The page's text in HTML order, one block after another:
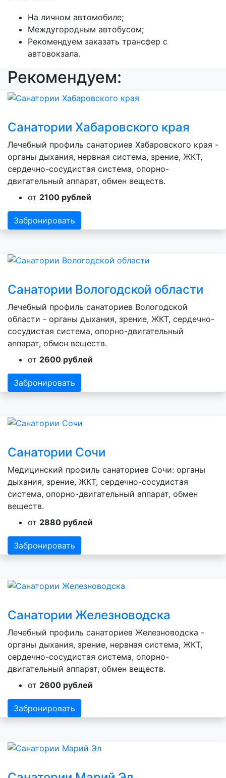
На личном автомобиле;
Междугородным автобусом;
Рекомендуем заказать трансфер с
автовокзала.
Рекомендуем:
Санатории Хабаровского края
Лечебный профиль санаториев Хабаровского края -
органы дыхания, нервная система, зрение, ЖКТ,
сердечно-сосудистая система, опорно-
двигательный аппарат, обмен веществ.
от 2100 рублей
Забронировать
Санатории Вологодской области
Лечебный профиль санаториев Вологодской
области - органы дыхания, зрение, ЖКТ, сердечно-
сосудистая система, опорно-двигательный
аппарат, обмен веществ.
от 2600 рублей
Забронировать
Санатории Сочи
Медицинский профиль санаториев Сочи: органы
дыхания, зрение, ЖКТ, сердечно-сосудистая
система, опорно-двигательный аппарат, обмен
веществ.
от 2880 рублей
Забронировать
Санатории Железноводска
Лечебный профиль санаториев Железноводска -
органы дыхания, зрение, нервная система, ЖКТ,
сердечно-сосудистая система, опорно-
двигательный аппарат, обмен веществ.
от 2600 рублей
Забронировать